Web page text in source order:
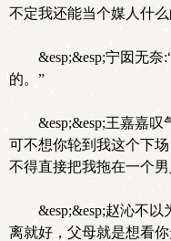
不定我还能当个媒人什么
&esp;&esp;宁囡无
的。”
&esp;&esp;王嘉嘉
可不想你轮到我这个下
不得直接把我拖在一个
&esp;&esp;赵沁不
离就好，父母就是想看